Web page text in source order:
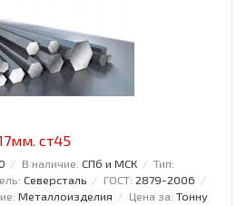
ст45
В наличие: СПб и МСК
Тип:
Северсталь ГОСТ: 2879-2006
Металлоизделия Цена за: Тонну